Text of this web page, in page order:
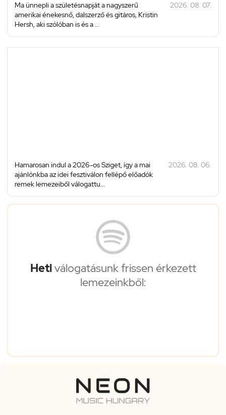
Ma ünnepli a születésnapját a nagyszerű
amerikai énekesnő, dalszerző és gitáros, Kristin
Hersh, aki szólóban is és a ...
2026. 08. 07.
Hamarosan indul a 2026-os Sziget, így a mai
ajánlónkba az idei fesztiválon fellépő előadók
remek lemezeiből válogattu...
2026. 08. 06.
Hetiválogatásunk frissen érkezett
lemezeinkből: